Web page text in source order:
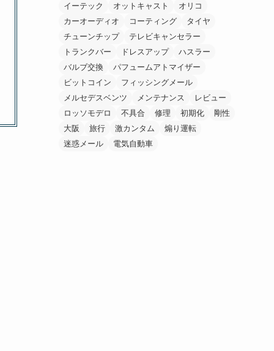
イーテック
オットキャスト
オリコ
カーオーディオ
コーティング
タイヤ
チューンチップ
テレビキャンセラー
トランクバー
ドレスアップ
ハスラー
バルブ交換
パフュームアトマイザー
ビットコイン
フィッシングメール
メルセデスベンツ
メンテナンス
レビュー
ロッソモデロ
不具合 修理 初期化
剛性
大阪
旅行 激カンタム
煽り運転
迷惑メール
電気自動車